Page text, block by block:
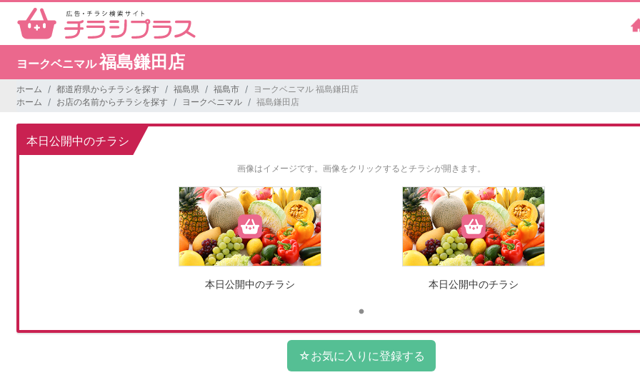
ヨークベニマル福島鎌田店
ホーム 都道府県からチラシを探す 福島県 福島市
ヨークベニマル 福島鎌田店
ホーム
お店の名前からチラシを探す ヨークベニマル 福島鎌田店
本日公開中のチラシ
画像はイメージです。 画像をクリックするとチラシが開きます。
本日公開中のチラシ 本日公開中のチラシ